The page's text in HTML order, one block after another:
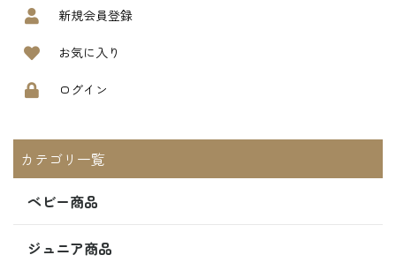
新規会員登録
お気に入り
ログイン
カテゴリ一覧
ベビー商品
ジュニア商品